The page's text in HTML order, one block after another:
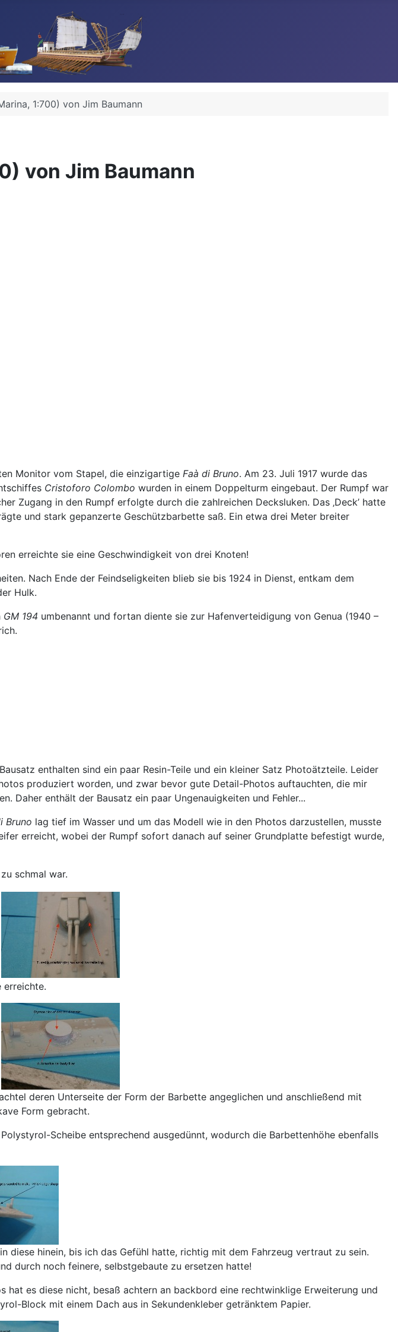
1:700) von Jim Baumann
von Jim Baumann
Monitor vom Stapel, die einzigartige Faà di Bruno. Am 23. Juli 1917 wurde das
Cristoforo Colombo wurden in einem Doppelturm eingebaut. Der Rumpf war
Zugang in den Rumpf erfolgte durch die zahlreichen Decksluken. Das ‚Deck’ hatte
und stark gepanzerte Geschützbarbette saß. Ein etwa drei Meter breiter
erreichte sie eine Geschwindigkeit von drei Knoten!
Nach Ende der Feindseligkeiten blieb sie bis 1924 in Dienst, entkam dem
Hulk.
GM 194 umbenannt und fortan diente sie zur Hafenverteidigung von Genua (1940 –
enthalten sind ein paar Resin-Teile und ein kleiner Satz Photoätzteile. Leider
produziert worden, und zwar bevor gute Detail-Photos auftauchten, die mir
Daher enthält der Bausatz ein paar Ungenauigkeiten und Fehler...
Bruno lag tief im Wasser und um das Modell wie in den Photos darzustellen, musste
erreicht, wobei der Rumpf sofort danach auf seiner Grundplatte befestigt wurde,
schmal war.
erreichte.
deren Unterseite der Form der Barbette angeglichen und anschließend mit
Form gebracht.
Scheibe entsprechend ausgedünnt, wodurch die Barbettenhöhe ebenfalls
hinein, bis ich das Gefühl hatte, richtig mit dem Fahrzeug vertraut zu sein.
durch noch feinere, selbstgebaute zu ersetzen hatte!
hat es diese nicht, besaß achtern an backbord eine rechtwinklige Erweiterung und
Block mit einem Dach aus in Sekundenkleber getränktem Papier.